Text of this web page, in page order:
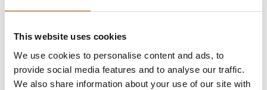
This website uses cookies
We use cookies to personalise content and ads, to
provide social media features and to analyse our traffic.
We also share information about your use of our site with
vuonna
–
mitä
tämä
tarkoittaa
käytännössä?